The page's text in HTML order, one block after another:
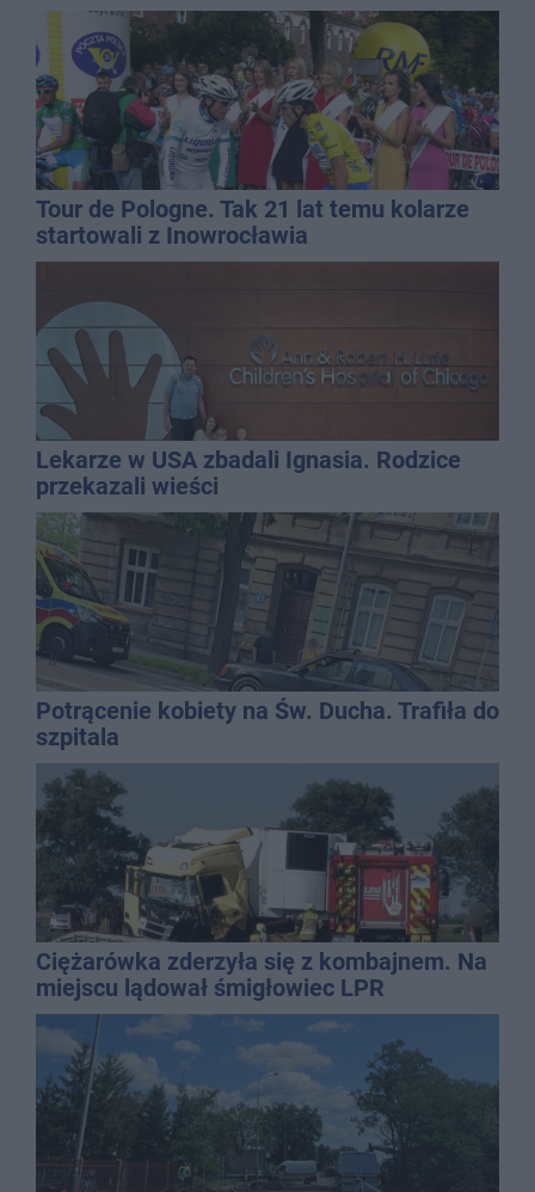
Tour de Pologne. Tak 21 lat temu kolarze
startowali z Inowrocławia
Lekarze w USA zbadali Ignasia. Rodzice
przekazali wieści
Potrącenie kobiety na Św. Ducha. Trafiła do
szpitala
Ciężarówka zderzyła się z kombajnem. Na
miejscu lądował śmigłowiec LPR